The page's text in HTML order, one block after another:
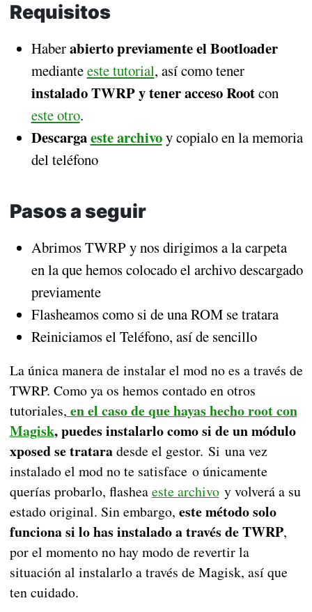
Requisitos
Haberabierto previamente el Bootloader
medianteeste tutorial, así como tener
instalado TWRP y tener acceso Rootcon
este otro.
Descargaeste archivoy copialo en la memoria
del teléfono
Pasos a seguir
Abrimos TWRP y nos dirigimos a la carpeta
en la que hemos colocado el archivo descargado
previamente
Flasheamos como si de una ROM se tratara
Reiniciamos el Teléfono, así de sencillo
La única manera de instalar el mod no es a través de
TWRP. Como ya os hemos contado en otros
tutoriales, en el caso de que hayas hecho root con
Magisk, puedes instalarlo como si de un módulo
xposed se trataradesde el gestor. Si una vez
instalado el mod no te satisface o únicamente
querías probarlo, flasheaeste archivoy volverá a su
estado original. Sin embargo, este método solo
funciona si lo has instalado a través de TWRP,
por el momento no hay modo de revertir la
situación al instalarlo a través de Magisk, así que
ten cuidado.